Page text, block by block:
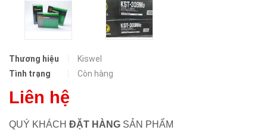
Thương hiệu
Kiswel
Tình trạng
Còn hàng
Liên hệ
QUÝ KHÁCH ĐẶT HÀNG SẢN PHẨM